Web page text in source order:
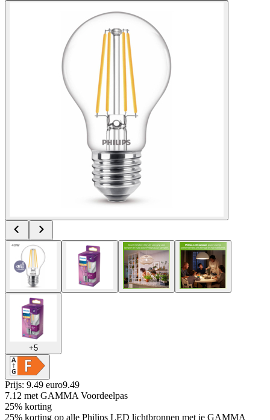
+5
Prijs: 9.49 euro9.49
7.12 met GAMMA Voordeelpas
25% korting
25% korting op alle Philips LED lichtbronnen met je GAMMA